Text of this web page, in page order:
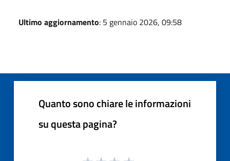
Ultimo aggiornamento: 5 gennaio 2026, 09:58
Quanto sono chiare le informazioni
su questa pagina?